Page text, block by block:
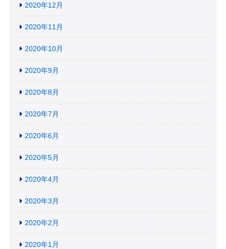
2020年12月
2020年11月
2020年10月
2020年9月
2020年8月
2020年7月
2020年6月
2020年5月
2020年4月
2020年3月
2020年2月
2020年1月